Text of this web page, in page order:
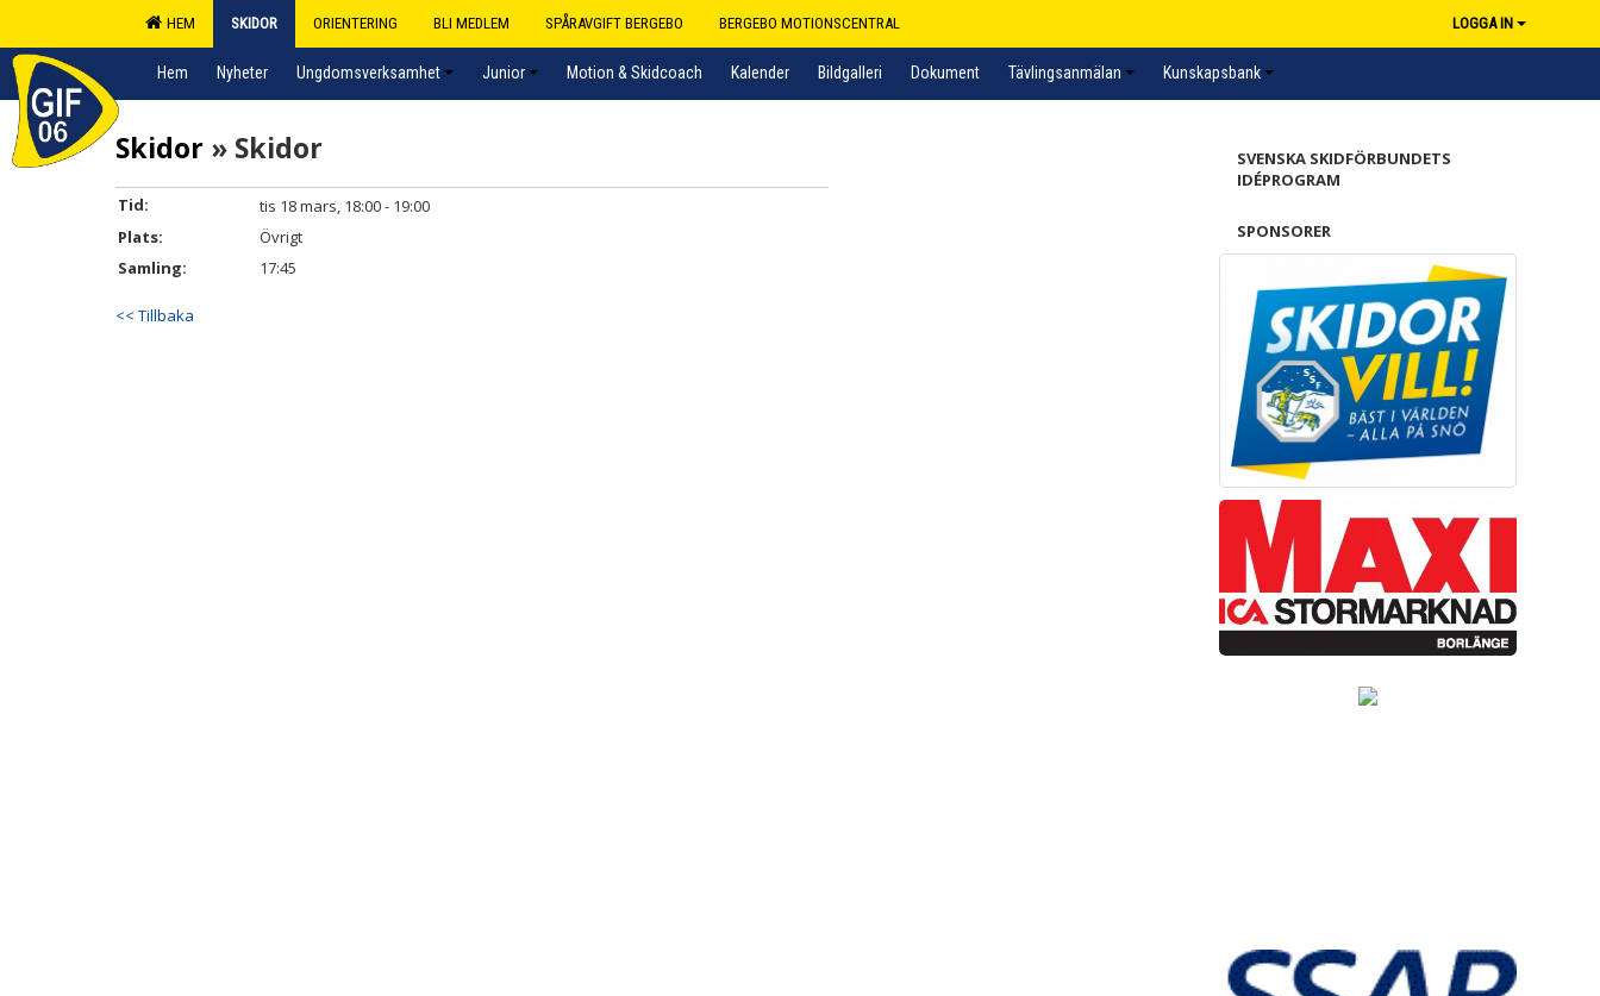
HEM SKIDOR ORIENTERING BLI MEDLEM SPÅRAVGIFT BERGEBO BERGEBO MOTIONSCENTRAL LOGGA IN
Hem Nyheter Ungdomsverksamhet Junior Motion & Skidcoach Kalender Bildgalleri Dokument Tävlingsanmälan Kunskapsbank
Skidor » Skidor
Tid:
tis 18 mars, 18:00 - 19:00
Plats:
Övrigt
Samling:
17:45
<< Tillbaka
SVENSKA SKIDFÖRBUNDETS
IDÉPROGRAM
SPONSORER